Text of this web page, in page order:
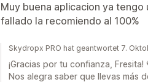
Muy buena aplicacion ya tengo
fallado la recomiendo al 100%
Skydropx PRO hat geantwortet 7.
¡Gracias por tu confianza, Fresita!
Nos alegra saber que llevas más